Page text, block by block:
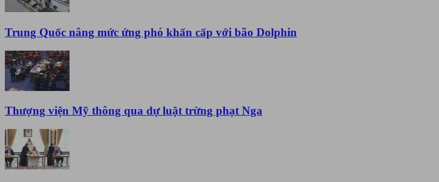
Trung Quốc nâng mức ứng phó khẩn cấp với bão Dolphin
Thượng viện Mỹ thông qua dự luật trừng phạt Nga